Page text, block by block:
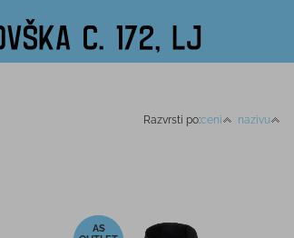
Razvrsti po:ceni nazivu